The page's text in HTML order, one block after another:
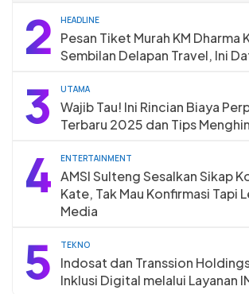
2 HEADLINE
Pesan Tiket Murah KM Dharma
Sembilan Delapan Travel, Ini
3 UTAMA
Wajib Tau! Ini Rincian Biaya
Terbaru 2025 dan Tips
4 ENTERTAINMENT
AMSI Sulteng Sesalkan Sikap
Kate, Tak Mau Konfirmasi Tapi
Media
5 TEKNO
Indosat dan Transsion
Inklusi Digital melalui Layanan